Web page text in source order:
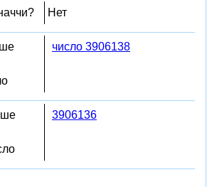
Нет
число 3906138
3906136